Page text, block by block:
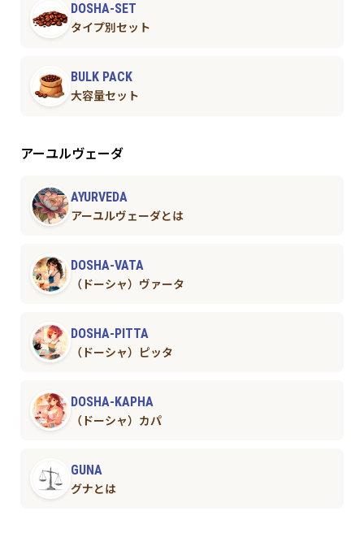
DOSHA-SET
タイプ別セット
BULK PACK
大容量セット
アーユルヴェーダ
AYURVEDA
アーユルヴェーダとは
DOSHA-VATA
（ドーシャ）ヴァータ
DOSHA-PITTA
（ドーシャ）ピッタ
DOSHA-KAPHA
（ドーシャ）カパ
GUNA
グナとは